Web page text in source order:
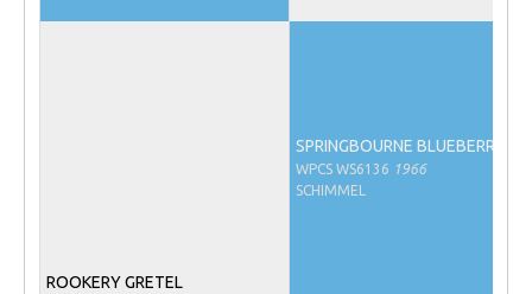
Hengstenselectie
ROOKERY GRETEL
SPRINGBOURNE BLUEBERRY
WPCS WS6136 1966
SCHIMMEL